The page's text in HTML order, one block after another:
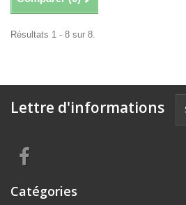
Résultats 1 - 8 sur 8.
Lettre d'informations
Catégories